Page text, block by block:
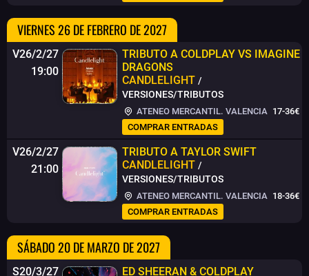
VIERNES 26 DE FEBRERO DE 2027
V26/2/27
19:00
TRIBUTO A COLDPLAY VS IMAGINE
DRAGONS
CANDLELIGHT /
VERSIONES/TRIBUTOS
ATENEO MERCANTIL. VALENCIA 17-36€
COMPRAR ENTRADAS
V26/2/27
21:00
TRIBUTO A TAYLOR SWIFT
CANDLELIGHT /
VERSIONES/TRIBUTOS
ATENEO MERCANTIL. VALENCIA 18-36€
COMPRAR ENTRADAS
SÁBADO 20 DE MARZO DE 2027
S20/3/27
ED SHEERAN & COLDPLAY